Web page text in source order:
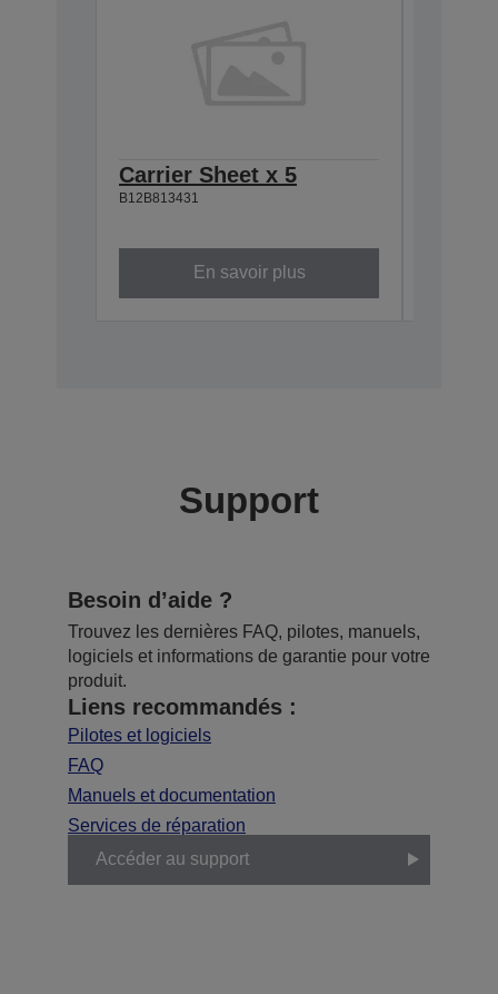
Carrier Sheet x 5
B12B813431
En savoir plus
Support
Besoin d’aide ?
Trouvez les dernières FAQ, pilotes, manuels,
logiciels et informations de garantie pour votre
produit.
Liens recommandés :
Pilotes et logiciels
FAQ
Manuels et documentation
Services de réparation
Accéder au support